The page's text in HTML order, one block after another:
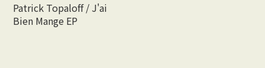
Patrick Topaloff / J'ai
Bien Mange EP